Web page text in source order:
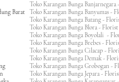
Barat
Toko Karangan Bunga
Toko Karangan Bunga Banyumas -
Toko Karangan Bunga Batang -
Toko Karangan Bunga Blora -
Toko Karangan Bunga Boyolali -
Toko Karangan Bunga Brebes -
Toko Karangan Bunga Cilacap -
Toko Karangan Bunga Demak -
Toko Karangan Bunga Grobogan -
Toko Karangan Bunga Jepara -